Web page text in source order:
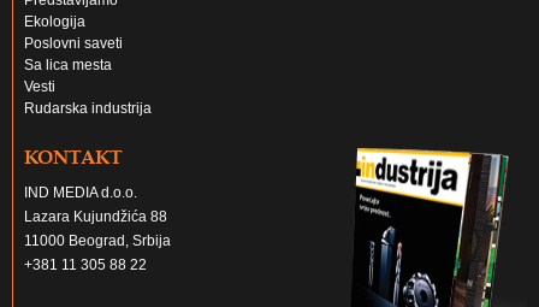
Ekologija
Poslovni saveti
Sa lica mesta
Vesti
Rudarska industrija
KONTAKT
IND MEDIA d.o.o.
Lazara Kujundžića 88
11000 Beograd, Srbija
+381 11 305 88 22